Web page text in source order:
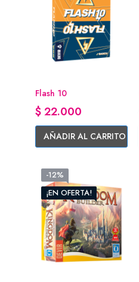
Flash 10
Precio
$ 22.000
AÑADIR AL CARRITO
¡EN OFERTA!
-12%